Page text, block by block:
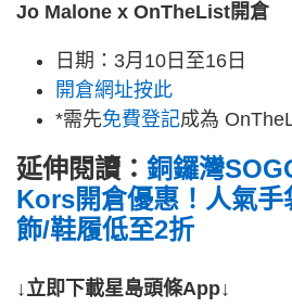
Jo Malone x OnTheList開倉
日期：3月10日至16日
開倉網址按此
*需先免費登記成為
延伸閱讀： 銅鑼灣
Kors開倉優惠！人氣手
飾/鞋履低至2折
↓立即下載星島頭條App↓